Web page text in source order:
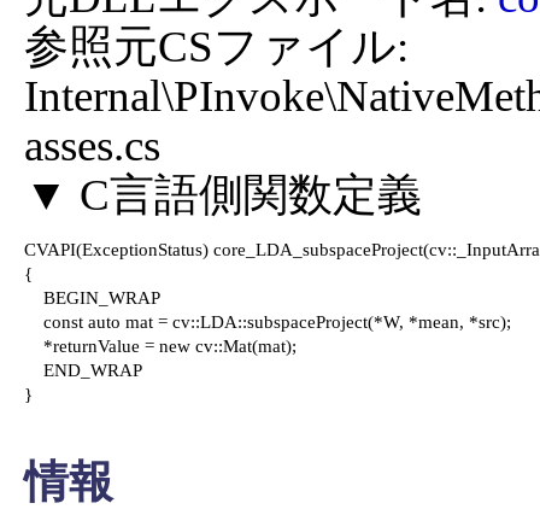
参照元CSファイル:
asses.cs
CVAPI(ExceptionStatus)
{
    BEGIN_WRAP
    const auto mat = cv::LDA::subspaceProject(*W, *mean, *src);
    *returnValue = new cv::Mat(mat);
    END_WRAP
}
情報